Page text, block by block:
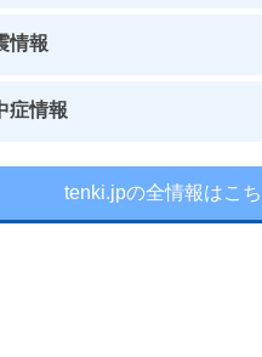
情報
症情報
tenki.jpの全情報はこ